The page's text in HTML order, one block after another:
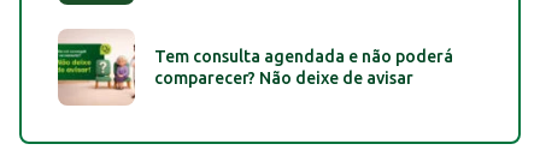
Tem consulta agendada e não poderá
comparecer? Não deixe de avisar